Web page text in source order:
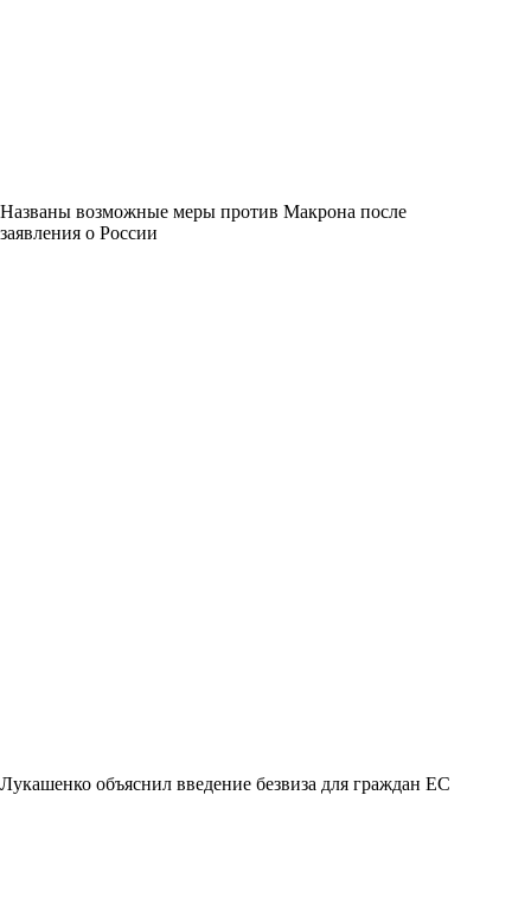
Названы возможные меры против Макрона после
заявления о России
Лукашенко объяснил введение безвиза для граждан ЕС